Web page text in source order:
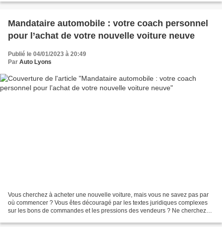
Mandataire automobile : votre coach personnel
pour l’achat de votre nouvelle voiture neuve
Publié le 04/01/2023 à 20:49
Par Auto Lyons
Vous cherchez à acheter une nouvelle voiture, mais vous ne savez pas par
où commencer ? Vous êtes découragé par les textes juridiques complexes
sur les bons de commandes et les pressions des vendeurs ? Ne cherchez